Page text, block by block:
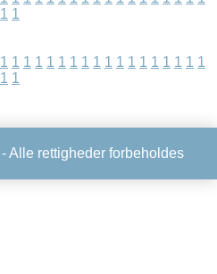
1 1
1 1 1 1 1 1 1 1 1 1 1 1 1 1 1 1 1 1
1 1
- Alle rettigheder forbeholdes